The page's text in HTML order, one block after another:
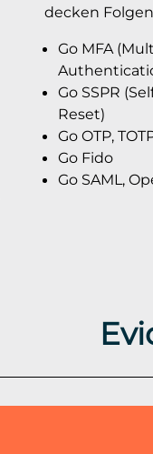
decken
Go MFA
Go SSPR
Reset)
Go OTP,
Go Fido
Go SAML,